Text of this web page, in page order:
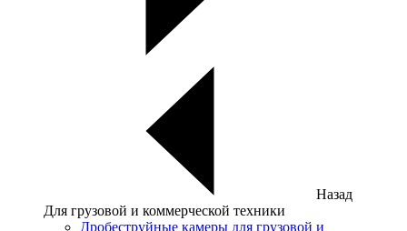
Назад
Для грузовой и коммерческой техники
Дробеструйные камеры для грузовой и